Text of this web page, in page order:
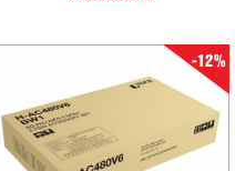
-12%